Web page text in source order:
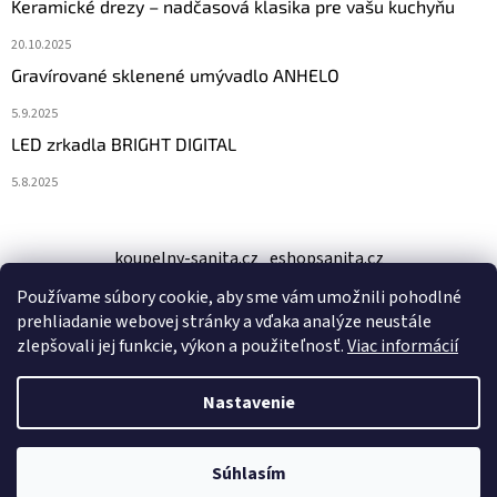
Používame súbory cookie, aby sme vám umožnili pohodlné
prehliadanie webovej stránky a vďaka analýze neustále
zlepšovali jej funkcie, výkon a použiteľnosť.Viac informácií
Nastavenie
Súhlasím
i
Keramické drezy – nadčasová klasika pre vašu kuchyňu
20.10.2025
Gravírované sklenené umývadlo ANHELO
5.9.2025
LED zrkadla BRIGHT DIGITAL
5.8.2025
koupelny-sanita.cz eshopsanita.cz
Vytvoril Shoptet
kupelne-online.sk